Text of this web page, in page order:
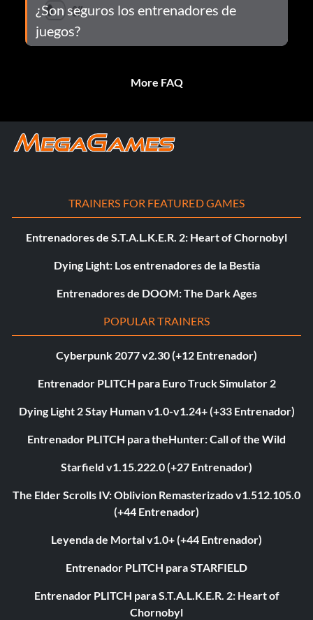
¿Son seguros los entrenadores de
juegos?
More FAQ
TRAINERS FOR FEATURED GAMES
Entrenadores de S.T.A.L.K.E.R. 2: Heart of Chornobyl
Dying Light: Los entrenadores de la Bestia
Entrenadores de DOOM: The Dark Ages
POPULAR TRAINERS
Cyberpunk 2077 v2.30 (+12 Entrenador)
Entrenador PLITCH para Euro Truck Simulator 2
Dying Light 2 Stay Human v1.0-v1.24+ (+33 Entrenador)
Entrenador PLITCH para theHunter: Call of the Wild
Starfield v1.15.222.0 (+27 Entrenador)
The Elder Scrolls IV: Oblivion Remasterizado v1.512.105.0
(+44 Entrenador)
Leyenda de Mortal v1.0+ (+44 Entrenador)
Entrenador PLITCH para STARFIELD
Entrenador PLITCH para S.T.A.L.K.E.R. 2: Heart of
Chornobyl